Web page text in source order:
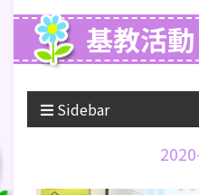
基教活動
Sidebar